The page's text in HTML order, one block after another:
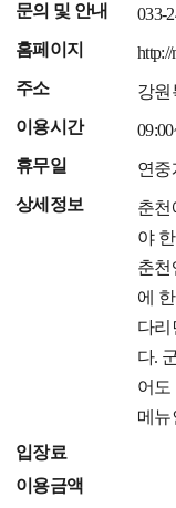
문의 및 안내
033-
홈페이지
주소
강원
이용시간
휴무일
연중
상세정보
춘천
야
춘천
에
다리
다.
어도
메뉴
입장료
이용금액